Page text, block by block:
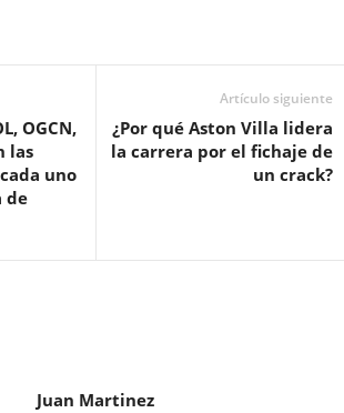
OGCN,
las
uno
de
Artículo siguiente
¿Por qué Aston Villa lidera
la carrera por el fichaje de
un crack?
Juan Martinez